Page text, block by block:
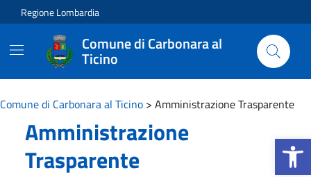
Vai ai contenuti
Vai al footer
Regione Lombardia
Comune di Carbonara al
Ticino
Comune di Carbonara al Ticino > Amministrazione Trasparente
Amministrazione
Trasparente
Apri la